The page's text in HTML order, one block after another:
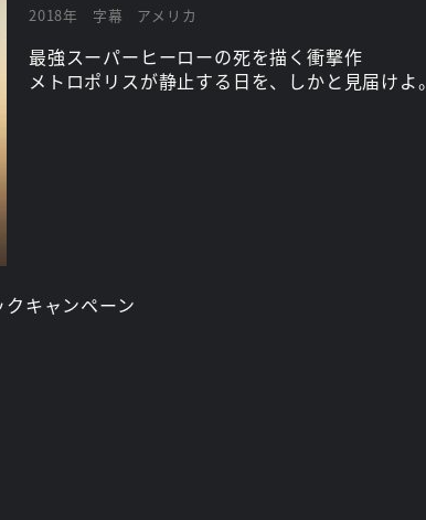
2018年 字幕 アメリカ
最強スーパーヒーローの死を描く衝撃作
メトロポリスが静止する日を、しかと見届けよ。